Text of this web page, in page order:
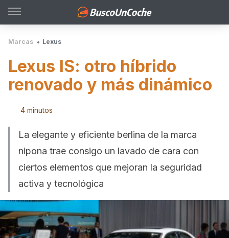
Marcas Lexus
Lexus IS: otro híbrido
renovado y más dinámico
4 minutos
La elegante y eficiente berlina de la marca
nipona trae consigo un lavado de cara con
ciertos elementos que mejoran la seguridad
activa y tecnológica